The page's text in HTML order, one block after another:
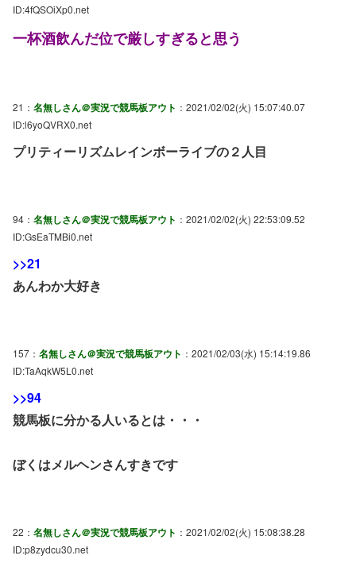
ID:4fQSOiXp0.net
一杯酒飲んだ位で厳しすぎると思う
21： 名無しさん＠実況で競馬板アウト ：2021/02/02(火) 15:07:40.07
ID:l6yoQVRX0.net
プリティーリズムレインボーライブの２人目
94： 名無しさん＠実況で競馬板アウト ：2021/02/02(火) 22:53:09.52
ID:GsEaTMBi0.net
>>21
あんわか大好き
157： 名無しさん＠実況で競馬板アウト ：2021/02/03(水) 15:14:19.86
ID:TaAqkW5L0.net
>>94
競馬板に分かる人いるとは・・・
ぼくはメルヘンさんすきです
22： 名無しさん＠実況で競馬板アウト ：2021/02/02(火) 15:08:38.28
ID:p8zydcu30.net